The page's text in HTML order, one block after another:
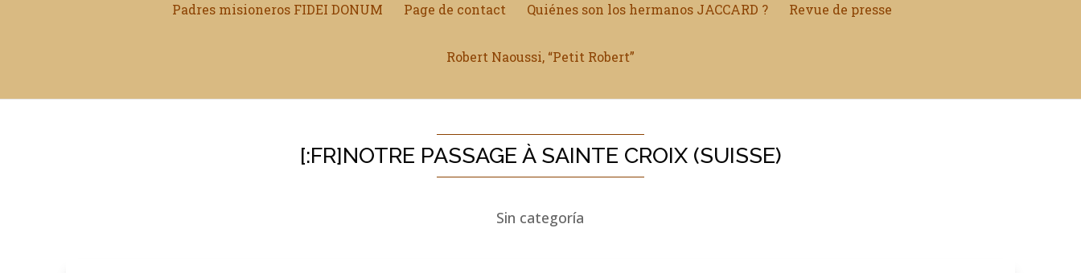
Padres misioneros FIDEI DONUM Page de contact Quiénes son los hermanos JACCARD ? Revue de presse
Robert Naoussi, “Petit Robert”
[:FR]NOTRE PASSAGE À SAINTE CROIX (SUISSE)
Sin categoría